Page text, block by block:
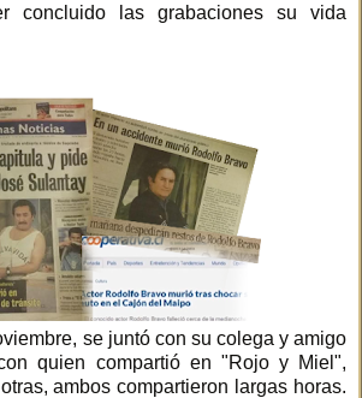
concluido las grabaciones su vida
se juntó con su colega y amigo
quien compartió en "Rojo y Miel",
ambos compartieron largas horas.